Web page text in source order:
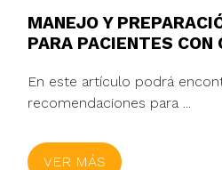
MANEJO Y
PARA PACIENTES CON
En este artículo podrá
recomendaciones para ...
VER MÁS